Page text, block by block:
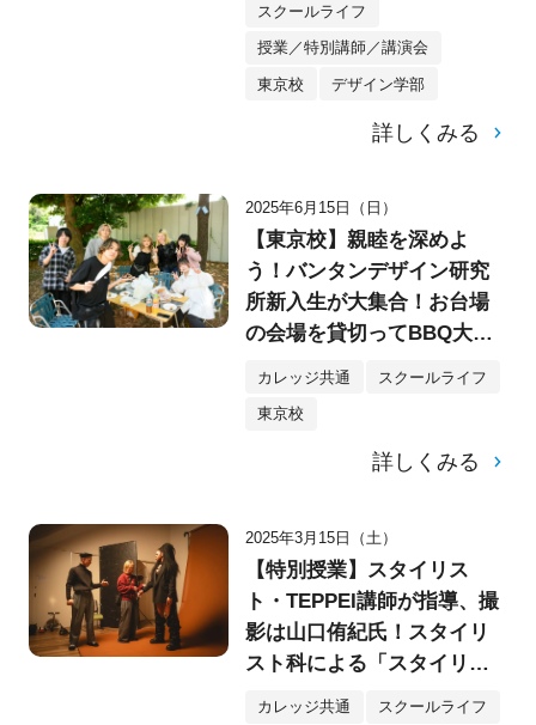
ション
スクールライフ
授業／特別講師／講演会
東京校 デザイン学部
詳しくみる
2025年6月15日（日）
【東京校】親睦を深めよ
う！バンタンデザイン研究
所新入生が大集合！お台場
の会場を貸切ってBBQ大会
を開催！
カレッジ共通 スクールライフ
東京校
詳しくみる
2025年3月15日（土）
【特別授業】スタイリス
ト・TEPPEI講師が指導、撮
影は山口侑紀氏！スタイリ
スト科による「スタイリン
グ＆シューティング」授業
カレッジ共通 スクールライフ